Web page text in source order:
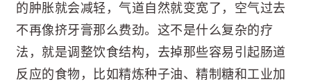
的肿胀就会减轻，气道自然就变宽了，空气过去
不再像挤牙膏那么费劲。这不是什么复杂的疗
法，就是调整饮食结构，去掉那些容易引起肠道
反应的食物，比如精炼种子油、精制糖和工业加